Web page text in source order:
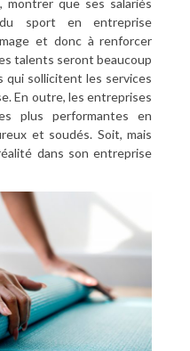
montrer que ses salariés
sport en entreprise
et donc à renforcer
talents seront beaucoup
qui sollicitent les services
En outre, les entreprises
plus performantes en
et soudés. Soit, mais
dans son entreprise